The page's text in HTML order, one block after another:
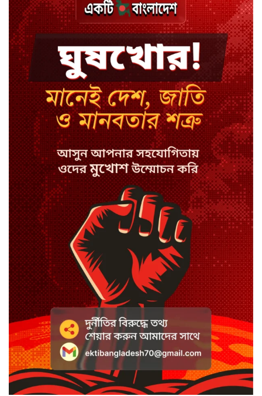
ঢাকায় হালকা বৃষ্টির সম্ভাবনা, বাড়তে
পারে তাপমাত্রা
মন্ত্রী-এমপিদের উপস্থিতিতে ইউএনওর
আইফোন চুরি
সিরাজগঞ্জে বাস ট্রাক দুর্ঘটনা, চালকসহ
নিহত ২
স্পিকারের নামে জাল ডিও, প্রতারণার
অভিযোগে এসিল্যান্ডের বিরুদ্ধে মামলা
সাদা না বাদামি চিনি, কোনটি ভালো?
হাসানের ৪ উইকেটের দিনে ধুঁকছে
বাংলাদেশ